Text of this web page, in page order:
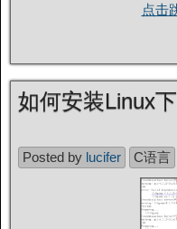
点击
如何安装Linux
Posted by lucifer C语言